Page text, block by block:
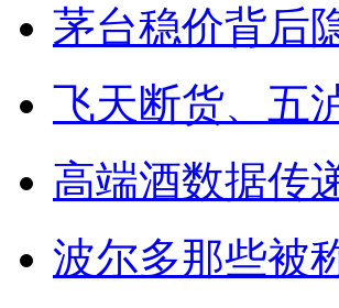
茅台稳价背后
飞天断货、五
高端酒数据传
波尔多那些被